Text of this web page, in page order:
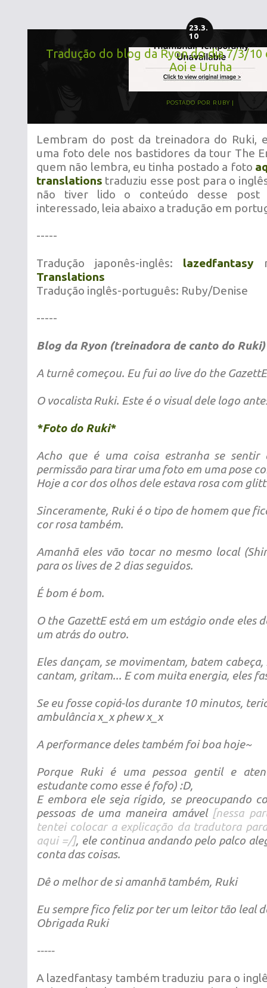
23.3.
10
Tradução do blog da Ryon do dia 7/3/10
Aoi e Uruha
POSTADO POR RUBY
Lembram do post da treinadora do Ruki,
uma foto dele nos bastidores da tour The
quem não lembra, eu tinha postado a foto
translations traduziu esse post para o
não tiver lido o conteúdo desse
interessado, leia abaixo a tradução em
-----
Tradução japonês-inglês: lazedfantasy
Translations
Tradução inglês-português: Ruby/Denise
-----
Blog da Ryon (treinadora de canto do
A turnê começou. Eu fui ao live do the
O vocalista Ruki. Este é o visual dele logo
*Foto do Ruki*
Acho que é uma coisa estranha se sentir
permissão para tirar uma foto em uma pose
Hoje a cor dos olhos dele estava rosa com
Sinceramente, Ruki é o tipo de homem que
cor rosa também.
Amanhã eles vão tocar no mesmo local
para os lives de 2 dias seguidos.
É bom é bom.
O the GazettE está em um estágio onde eles
um atrás do outro.
Eles dançam, se movimentam, batem cabeça,
cantam, gritam... E com muita energia, eles
Se eu fosse copiá-los durante 10 minutos,
ambulância x_x phew x_x
A performance deles também foi boa hoje~
Porque Ruki é uma pessoa gentil e
estudante como esse é fofo) :D,
E embora ele seja rígido, se preocupando
pessoas de uma maneira amável [nessa
tentei colocar a explicação da tradutora
aqui =/], ele continua andando pelo palco
conta das coisas.
Dê o melhor de si amanhã também, Ruki
Eu sempre fico feliz por ter um leitor tão leal
Obrigada Ruki
-----
A lazedfantasy também traduziu para o